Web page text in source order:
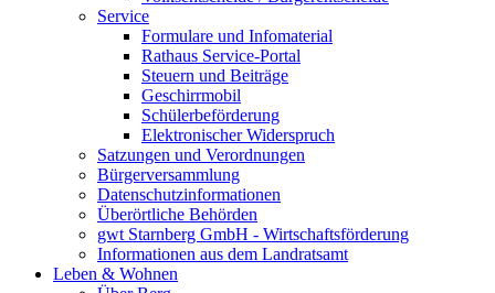
Service
Formulare und Infomaterial
Rathaus Service-Portal
Steuern und Beiträge
Geschirrmobil
Schülerbeförderung
Elektronischer Widerspruch
Satzungen und Verordnungen
Bürgerversammlung
Datenschutzinformationen
Überörtliche Behörden
gwt Starnberg GmbH - Wirtschaftsförderung
Informationen aus dem Landratsamt
Leben & Wohnen